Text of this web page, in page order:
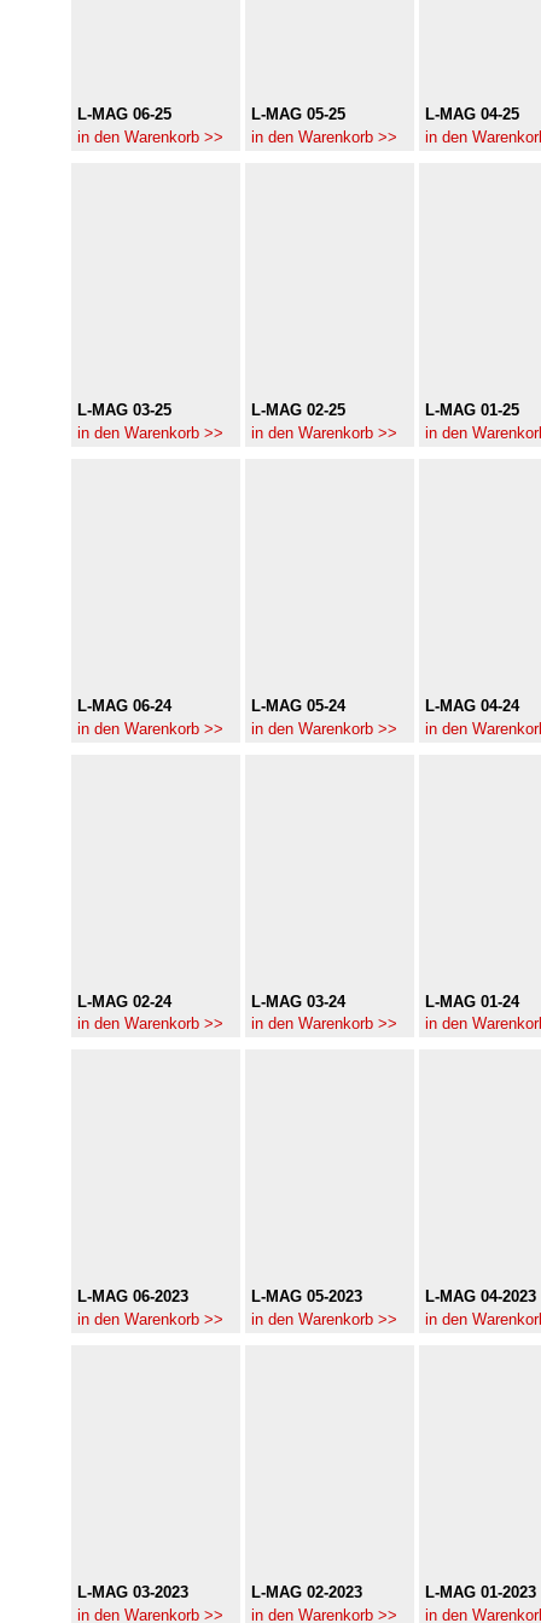
L-MAG 06-25
in den Warenkorb >>
L-MAG 05-25
in den Warenkorb >>
L-MAG 04-25
in den
L-MAG 03-25
in den Warenkorb >>
L-MAG 02-25
in den Warenkorb >>
L-MAG 01-25
in den
L-MAG 06-24
in den Warenkorb >>
L-MAG 05-24
in den Warenkorb >>
L-MAG 04-24
in den
L-MAG 02-24
in den Warenkorb >>
L-MAG 03-24
in den Warenkorb >>
L-MAG 01-24
in den
L-MAG 06-2023
in den Warenkorb >>
L-MAG 05-2023
in den Warenkorb >>
L-MAG 04-2023
in den
L-MAG 03-2023
in den Warenkorb >>
L-MAG 02-2023
in den Warenkorb >>
L-MAG 01-2023
in den